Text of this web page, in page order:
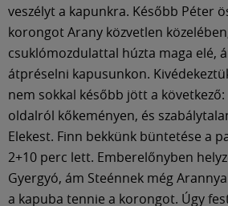
veszélyt a kapunkra. Később Péter
korongot Arany közvetlen
csuklómozdulattal húzta maga elé,
átpréselni kapusunkon.
nem sokkal később jött a
oldalról kőkeményen, és
Elekest. Finn bekkünk büntetése a
2+10 perc lett. Emberelőnyben
Gyergyó, ám Steénnek még
a kapuba tennie a korongot. Úgy